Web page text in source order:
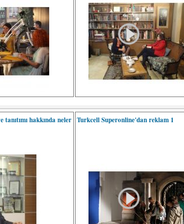
hakkında neler Turkcell Superonline'dan reklam 1